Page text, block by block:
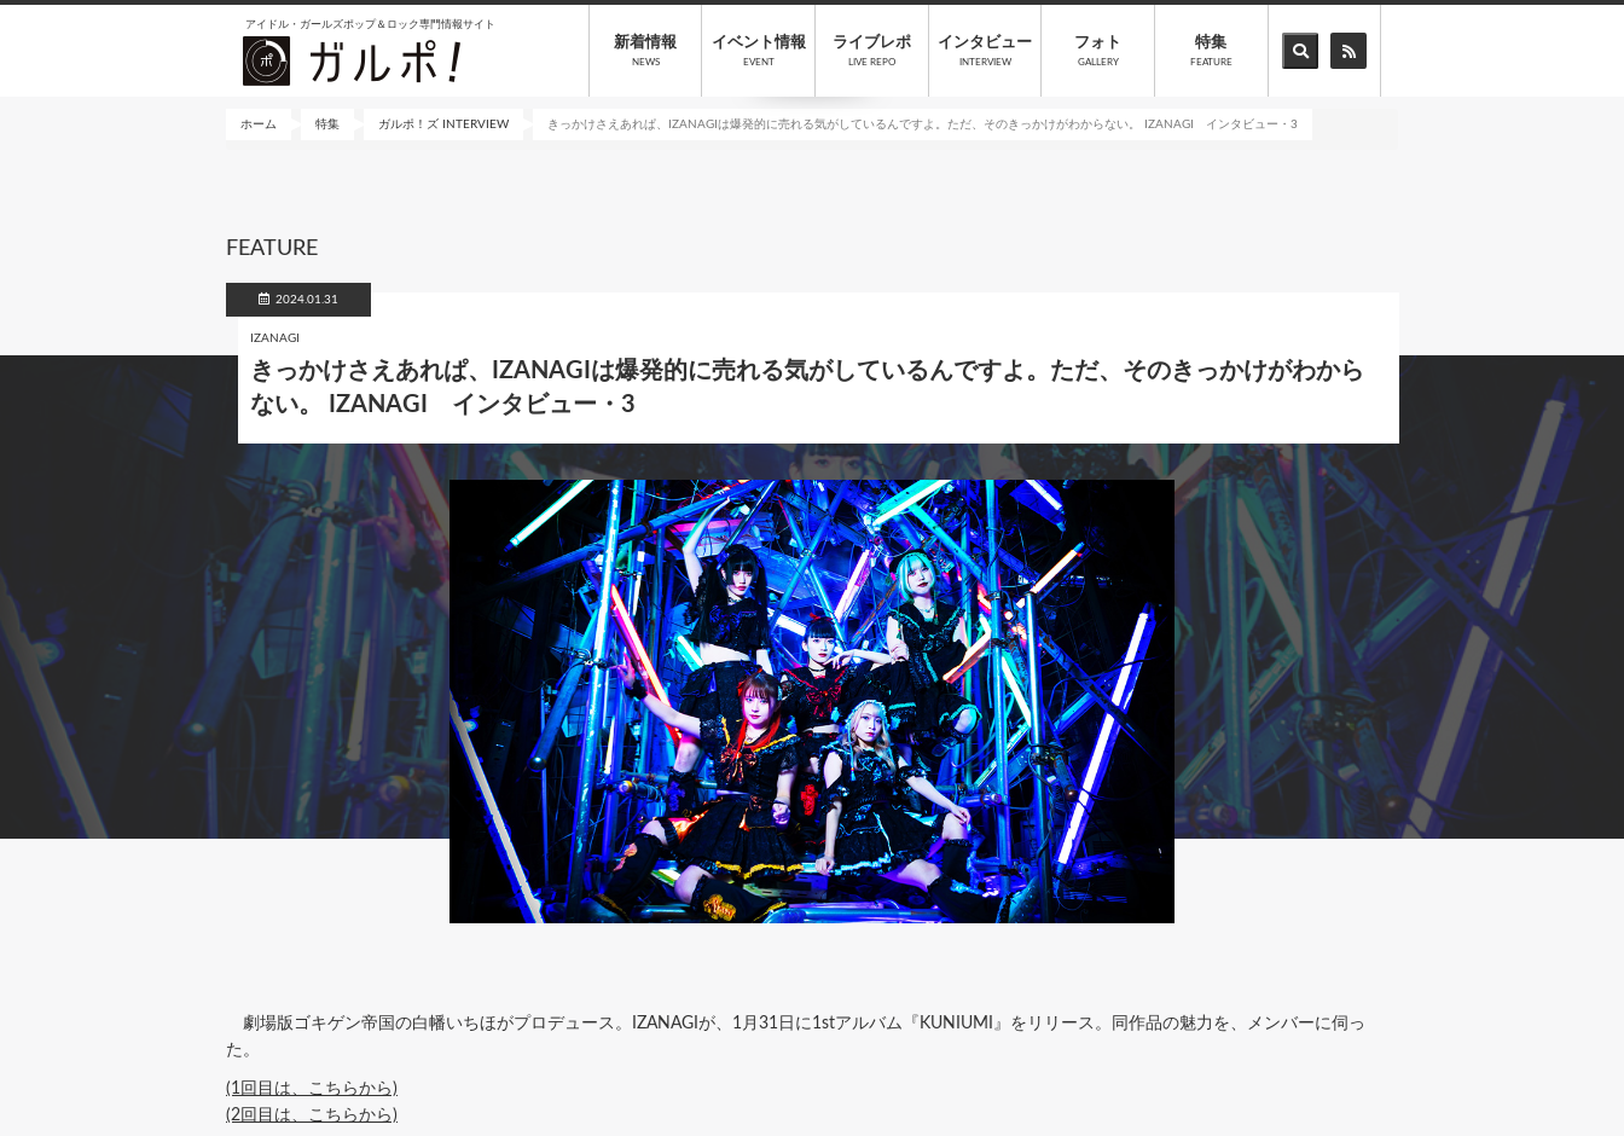
アイドル・ガールズポップ＆ロック専門情報サイト
新着情報
NEWS
イベント情報
EVENT
ライブレポ
LIVE REPO
インタビュー
INTERVIEW
フォト
GALLERY
特集
FEATURE
ホーム 特集 ガルポ！ズ INTERVIEW きっかけさえあれぱ、IZANAGIは爆発的に売れる気がしているんですよ。ただ、そのきっかけがわからない。 IZANAGI インタビュー・3
FEATURE
2024.01.31
IZANAGI
きっかけさえあれぱ、IZANAGIは爆発的に売れる気がしているんですよ。ただ、そのきっかけがわから
ない。 IZANAGI インタビュー・3
劇場版ゴキゲン帝国の白幡いちほがプロデュース。IZANAGIが、1月31日に1stアルバム『KUNIUMI』をリリース。同作品の魅力を、メンバーに伺っ
た。
(1回目は、こちらから)
(2回目は、こちらから)